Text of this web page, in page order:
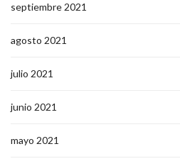
septiembre 2021
agosto 2021
julio 2021
junio 2021
mayo 2021